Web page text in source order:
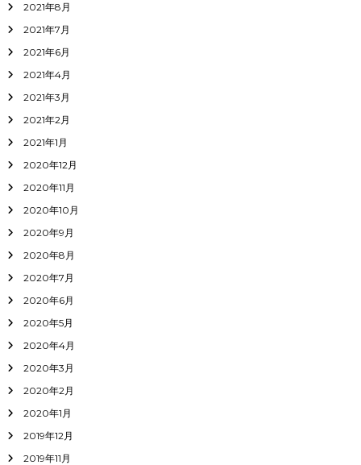
2021年8月
2021年7月
2021年6月
2021年4月
2021年3月
2021年2月
2021年1月
2020年12月
2020年11月
2020年10月
2020年9月
2020年8月
2020年7月
2020年6月
2020年5月
2020年4月
2020年3月
2020年2月
2020年1月
2019年12月
2019年11月